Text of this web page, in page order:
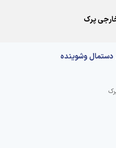
دستمال وشوینده